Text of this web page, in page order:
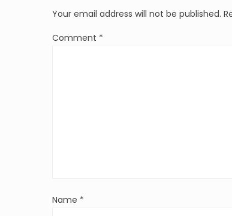
Your email address will not be published.
Comment *
Name *